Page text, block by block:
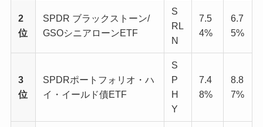
2
位
SPDR ブラックストーン/
GSOシニアローンETF
S
RL
N
7.5
4%
6.7
5%
3
位
SPDRポートフォリオ・ハ
イ・イールド債ETF
S
P
H
Y
7.4
8%
8.8
7%